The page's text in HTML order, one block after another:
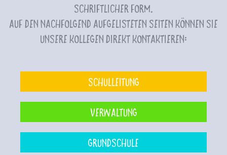
schriftlicher Form.
Auf den nachfolgend aufgelisteten Seiten können Sie
unsere Kollegen direkt kontaktieren:
Schulleitung
Verwaltung
Grundschule